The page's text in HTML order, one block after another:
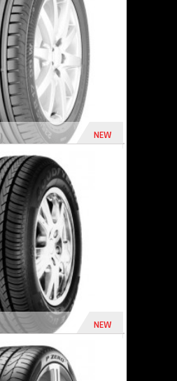
NEW
790 Dhs
NEW